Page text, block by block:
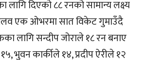
लागि दिएको ८८ रनको सामान्य लक्ष्य
एक ओभरमा सात विकेट गुमाउँदै
लागि सन्दीप जोराले १८ रन बनाए
कार्कीले १४, प्रदीप ऐरीले १२